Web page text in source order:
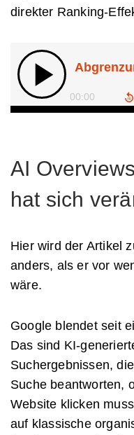
direkter Ranking-
AI
hat sich
Hier wird der Artikel
anders, als er vor
wäre.
Google blendet seit
Das sind KI-
Suchergebnissen,
Suche beantworten,
Website klicken
auf klassische